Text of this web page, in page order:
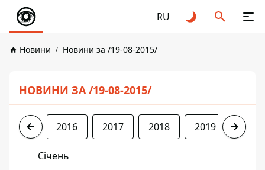
RU
Новини Новини за /19-08-2015/
НОВИНИ ЗА /19-08-2015/
2015 2016 2017 2018 2019 2020
Січень